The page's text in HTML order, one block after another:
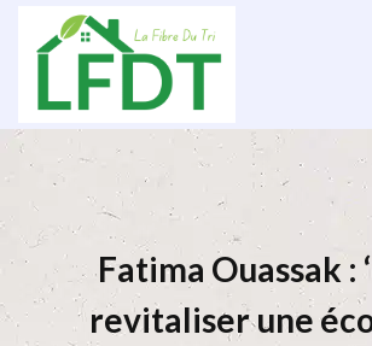
Fatima Ouassak :
revitaliser une